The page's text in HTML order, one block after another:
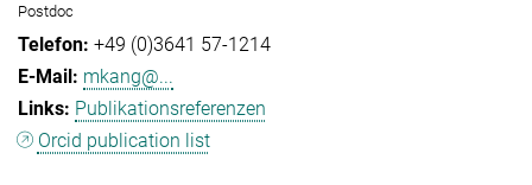
Postdoc
+49 (0)3641 57-1214
mkang@...
Publikationsreferenzen
Orcid publication list